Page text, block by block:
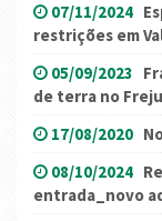
07/11/2024
restrições em
05/09/2023
de terra no
17/08/2020
08/10/2024
entrada_novo